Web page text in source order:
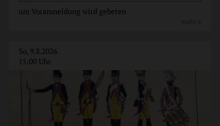
um Voranmeldung wird gebeten
mehr
So, 9.8.2026
15:00 Uhr